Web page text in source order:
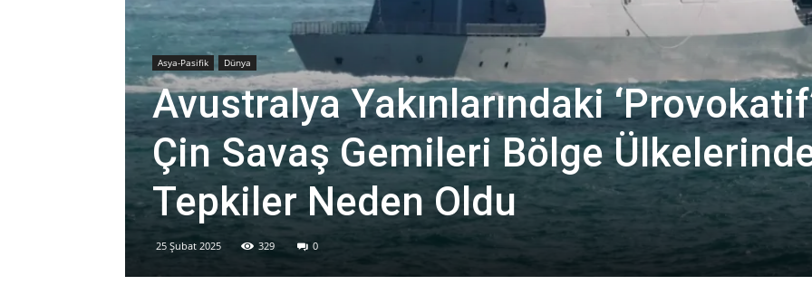
Asya-Pasifik Dünya
Avustralya Yakınlarındaki
Çin Savaş Gemileri Bölge
Tepkiler Neden Oldu
25 Şubat 2025 329 0